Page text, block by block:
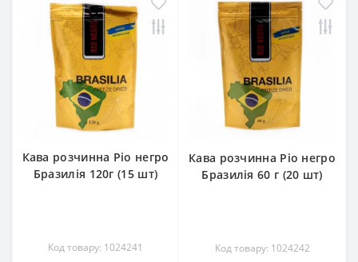
Кава розчинна Ріо негро
Бразилія 120г (15 шт)
Код товару: 1024241
Кава розчинна Ріо негро
Бразилія 60 г (20 шт)
Код товару: 1024242